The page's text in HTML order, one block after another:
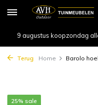
9 augustus koopzondag
Terug Home Barolo
25% sale